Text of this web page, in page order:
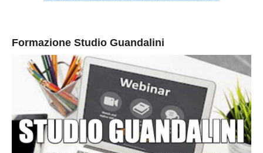
Formazione Studio Guandalini